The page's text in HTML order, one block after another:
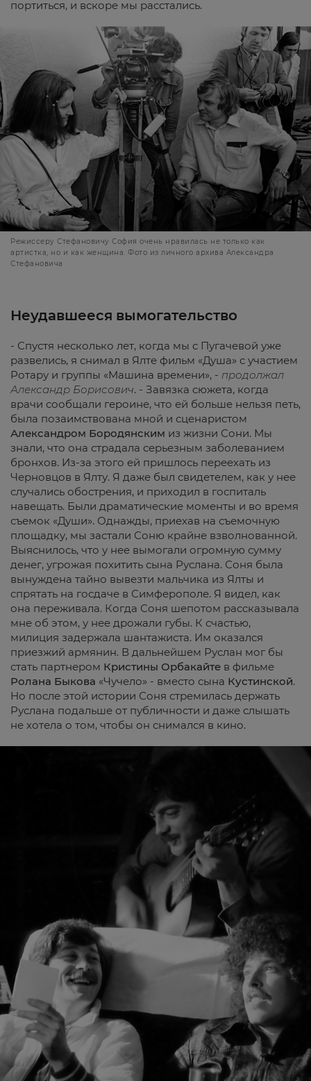
портиться, и вскоре мы расстались.
Режиссеру Стефановичу София очень нравилась не только как
артистка, но и как женщина. Фото из личного архива Александра
Стефановича
Неудавшееся вымогательство
- Спустя несколько лет, когда мы с Пугачевой уже
развелись, я снимал в Ялте фильм «Душа» с участием
Ротару и группы «Машина времени», - продолжал
Александр Борисович. - Завязка сюжета, когда
врачи сообщали героине, что ей больше нельзя петь,
была позаимствована мной и сценаристом
Александром Бородянским из жизни Сони. Мы
знали, что она страдала серьезным заболеванием
бронхов. Из-за этого ей пришлось переехать из
Черновцов в Ялту. Я даже был свидетелем, как у нее
случались обострения, и приходил в госпиталь
навещать. Были драматические моменты и во время
съемок «Души». Однажды, приехав на съемочную
площадку, мы застали Соню крайне взволнованной.
Выяснилось, что у нее вымогали огромную сумму
денег, угрожая похитить сына Руслана. Соня была
вынуждена тайно вывезти мальчика из Ялты и
спрятать на госдаче в Симферополе. Я видел, как
она переживала. Когда Соня шепотом рассказывала
мне об этом, у нее дрожали губы. К счастью,
милиция задержала шантажиста. Им оказался
приезжий армянин. В дальнейшем Руслан мог бы
стать партнером Кристины Орбакайте в фильме
Ролана Быкова «Чучело» - вместо сына Кустинской.
Но после этой истории Соня стремилась держать
Руслана подальше от публичности и даже слышать
не хотела о том, чтобы он снимался в кино.